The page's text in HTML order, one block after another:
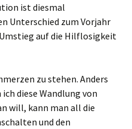
ist diesmal
Unterschied zum Vorjahr
auf die Hilflosigkeit
zu stehen. Anders
diese Wandlung von
will, kann man all die
und den